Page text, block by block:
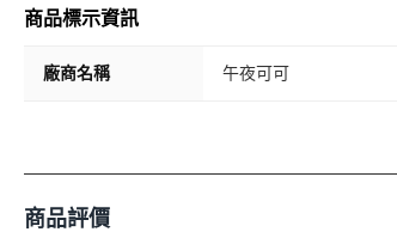
商品標示資訊
廠商名稱 午夜可可
商品評價